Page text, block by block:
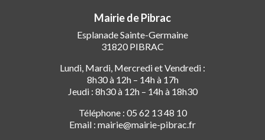
Mairie de Pibrac
Esplanade Sainte-Germaine
31820 PIBRAC
Lundi, Mardi, Mercredi et Vendredi :
8h30 à 12h – 14h à 17h
Jeudi : 8h30 à 12h – 14h à 18h30
Téléphone : 05 62 13 48 10
Email : mairie@mairie-pibrac.fr